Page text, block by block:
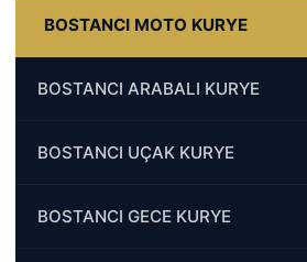
BOSTANCI MOTO KURYE
BOSTANCI ARABALI KURYE
BOSTANCI UÇAK KURYE
BOSTANCI GECE KURYE